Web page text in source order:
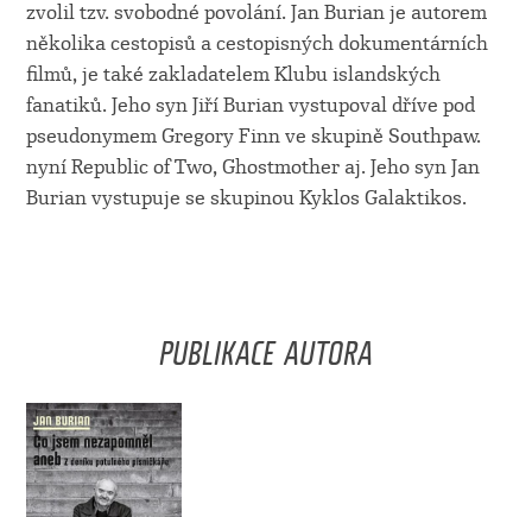
zvolil tzv. svobodné povolání. Jan Burian je autorem
několika cestopisů a cestopisných dokumentárních
filmů, je také zakladatelem Klubu islandských
fanatiků. Jeho syn Jiří Burian vystupoval dříve pod
pseudonymem Gregory Finn ve skupině Southpaw.
nyní Republic of Two, Ghostmother aj. Jeho syn Jan
Burian vystupuje se skupinou Kyklos Galaktikos.
PUBLIKACE AUTORA